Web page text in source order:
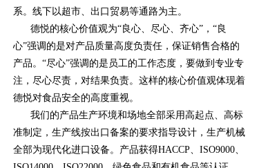
系。线下以超市、出口贸易等通路为主。
德悦的核心价值观为“良心、尽心、齐心”，“良
心”强调的是对产品质量高度负责任，保证销售合格的
产品。“尽心”强调的是员工的工作态度，要做到专业专
注，尽心尽责，对结果负责。这样的核心价值观体现着
德悦对食品安全的高度重视。
我们的产品生产环境和场地全部采用高起点、高标
准制定，生产线按出口备案的要求指导设计，生产机械
全部为现代化进口设备。产品获得HACCP、ISO9000、